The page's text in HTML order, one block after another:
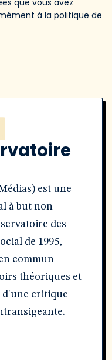
que vous avez
à la politique de
est une
à but non
des
de 1995,
commun
théoriques et
d'une critique